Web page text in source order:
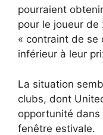
pourraient
pour le joueur
« contraint de se
inférieur à leur
La situation
clubs, dont
opportunité
fenêtre estivale.